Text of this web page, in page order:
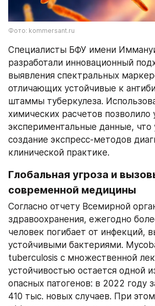
Фото: kommersant.ru
Специалисты БФУ имени
разработали инновационный
выявления спектральных
отличающих устойчивые к
штаммы туберкулеза.
химических расчетов позволило
экспериментальные данные, что
создание экспресс-методов
клинической практике.
Глобальная угроза и
современной медицины
Согласно отчету Всемирной
здравоохранения, ежегодно
человек погибает от инфекций,
устойчивыми бактериями.
tuberculosis с множественной
устойчивостью остается одной
опасных патогенов: в 2022 году
410 тыс. новых случаев. При этом